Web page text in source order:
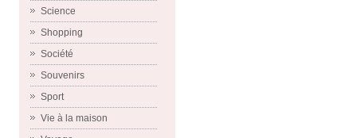
Science
Shopping
Société
Souvenirs
Sport
Vie à la maison